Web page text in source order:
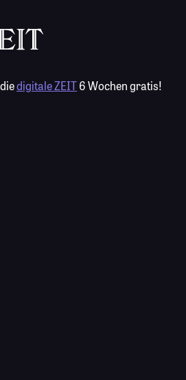
digitale ZEIT6 Wochen gratis!